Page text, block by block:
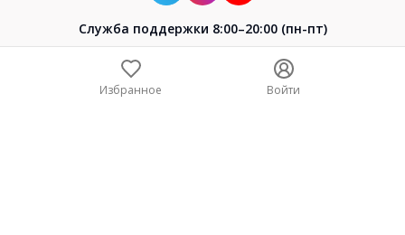
Cлужба поддержки 8:00–20:00 (пн-пт)
Избранное Войти